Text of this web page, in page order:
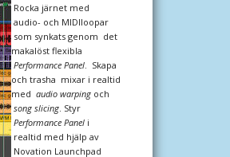
Rocka järnet med
audio- och MIDIloopar
som synkats genom det
makalöst flexibla
Performance Panel. Skapa
och trasha mixar i realtid
med audio warping och
song slicing. Styr
Performance Panel i
realtid med hjälp av
Novation Launchpad